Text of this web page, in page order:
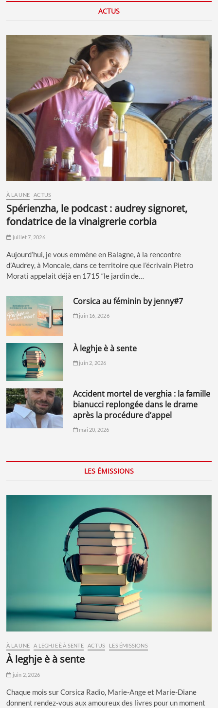
ACTUS
À LA UNE ACTUS
spérienzha, le podcast : audrey signoret,
fondatrice de la vinaigrerie corbia
juillet 7, 2026
Aujourd’hui, je vous emmène en Balagne, à la rencontre
d’Audrey, à Moncale, dans ce territoire que l’écrivain Pietro
Morati appelait déjà en 1715 “le jardin de…
corsica au féminin by jenny#7
juin 16, 2026
à leghje è à sente
juin 2, 2026
accident mortel de verghia : la famille
bianucci replongée dans le drame
après la procédure d’appel
mai 20, 2026
LES ÉMISSIONS
À LA UNE A LEGHJE È À SENTE ACTUS LES ÉMISSIONS
à leghje è à sente
juin 2, 2026
Chaque mois sur Corsica Radio, Marie-Ange et Marie-Diane
donnent rendez-vous aux amoureux des livres pour un moment